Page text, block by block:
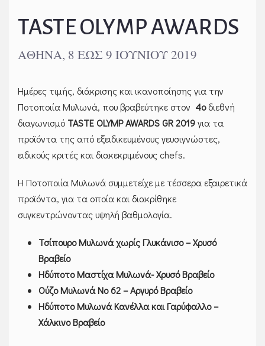
TASTE OLYMP AWARDS
ΑΘΉΝΑ, 8 ΈΩΣ 9 ΙΟΥΝΊΟΥ 2019
Ημέρες τιμής, διάκρισης και ικανοποίησης για την
Ποτοποιία Μυλωνά, που βραβεύτηκε στον 4οδιεθνή
διαγωνισμό TASTE OLYMP AWARDS GR 2019για τα
προϊόντα της από εξειδικευμένους γευσιγνώστες,
ειδικούς κριτές και διακεκριμένους chefs.
Η Ποτοποιία Μυλωνά συμμετείχε με τέσσερα εξαιρετικά
προϊόντα, για τα οποία και διακρίθηκε
συγκεντρώνοντας υψηλή βαθμολογία.
Τσίπουρο Μυλωνά χωρίς Γλυκάνισο – Χρυσό
Βραβείο
Ηδύποτο Μαστίχα Μυλωνά- Χρυσό Βραβείο
Ούζο Μυλωνά Νο 62 – Αργυρό Βραβείο
Ηδύποτο Μυλωνά Κανέλλα και Γαρύφαλλο –
Χάλκινο Βραβείο